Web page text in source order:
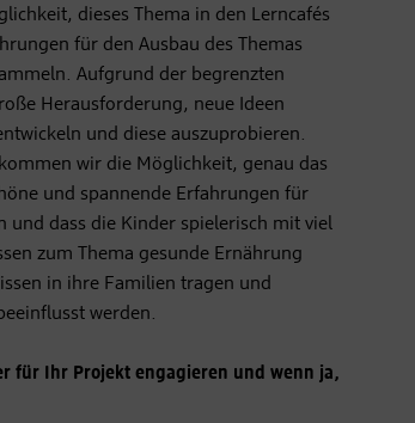
dieses Thema in den Lerncafés
für den Ausbau des Themas
Aufgrund der begrenzten
Herausforderung, neue Ideen
und diese auszuprobieren.
wir die Möglichkeit, genau das
und spannende Erfahrungen für
und dass die Kinder spielerisch mit viel
zum Thema gesunde Ernährung
in ihre Familien tragen und
werden.
für Ihr Projekt engagieren und wenn ja,